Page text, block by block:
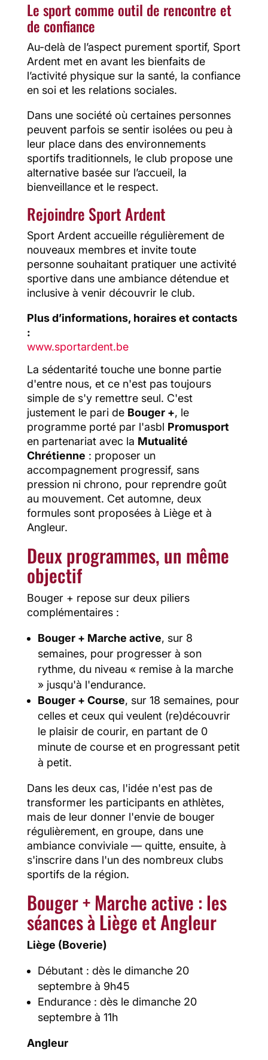
Le sport comme outil de rencontre et
de confiance
Au-delà de l’aspect purement sportif, Sport
Ardent met en avant les bienfaits de
l’activité physique sur la santé, la confiance
en soi et les relations sociales.
Dans une société où certaines personnes
peuvent parfois se sentir isolées ou peu à
leur place dans des environnements
sportifs traditionnels, le club propose une
alternative basée sur l’accueil, la
bienveillance et le respect.
Rejoindre Sport Ardent
Sport Ardent accueille régulièrement de
nouveaux membres et invite toute
personne souhaitant pratiquer une activité
sportive dans une ambiance détendue et
inclusive à venir découvrir le club.
Plus d’informations, horaires et contacts
:
www.sportardent.be
La sédentarité touche une bonne partie
d'entre nous, et ce n'est pas toujours
simple de s'y remettre seul. C'est
justement le pari de Bouger +, le
programme porté par l'asbl Promusport
en partenariat avec la Mutualité
Chrétienne : proposer un
accompagnement progressif, sans
pression ni chrono, pour reprendre goût
au mouvement. Cet automne, deux
formules sont proposées à Liège et à
Angleur.
Deux programmes, un même
objectif
Bouger + repose sur deux piliers
complémentaires :
Bouger + Marche active, sur 8
semaines, pour progresser à son
rythme, du niveau « remise à la marche
» jusqu'à l'endurance.
Bouger + Course, sur 18 semaines, pour
celles et ceux qui veulent (re)découvrir
le plaisir de courir, en partant de 0
minute de course et en progressant petit
à petit.
Dans les deux cas, l'idée n'est pas de
transformer les participants en athlètes,
mais de leur donner l'envie de bouger
régulièrement, en groupe, dans une
ambiance conviviale — quitte, ensuite, à
s'inscrire dans l'un des nombreux clubs
sportifs de la région.
Bouger + Marche active : les
séances à Liège et Angleur
Liège (Boverie)
Débutant : dès le dimanche 20
septembre à 9h45
Endurance : dès le dimanche 20
septembre à 11h
Angleur